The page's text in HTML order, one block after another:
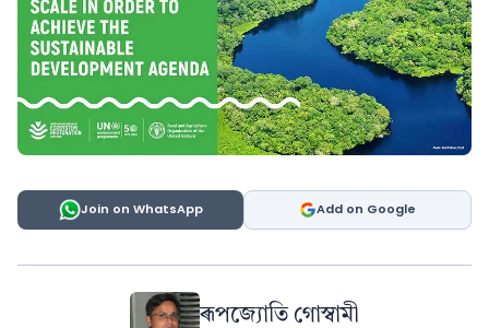
Join on WhatsApp Add on Google
ৰূপজ্যোতি গোস্বামী